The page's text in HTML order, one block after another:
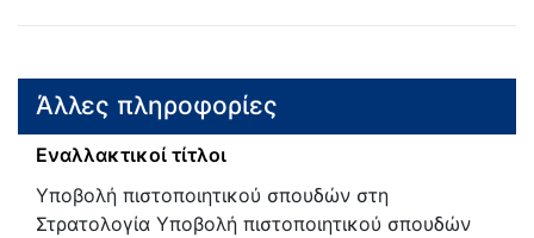
Άλλες πληροφορίες
Εναλλακτικοί τίτλοι
Υποβολή πιστοποιητικού σπουδών στη
Στρατολογία Υποβολή πιστοποιητικού σπουδών